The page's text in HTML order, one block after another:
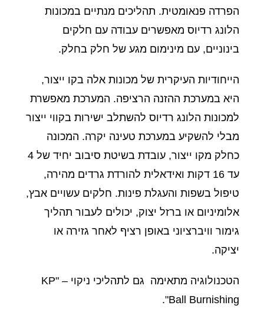
הפרדה פנאומטית. תהליכים מנתיים במכונות
הלונג רדיוס מאפשרים עבודה עם חלקים
בינוניים, עם מינימום מגע של חלק בחלק.
הייחודיות העיקרית של מכונות אלה בקו ייצור,
היא במערכת ההזנה הרציפה. המערכת מאפשרת
למכונות הלונג רדיוס להשתלב ישירות בקווי ייצור
מבלי להשקיע במערכת טעינה יקרה. המכונה
כחלק מקו ייצור, עובדת בשיטת סיבוב יחיד של 4
עד 16 דקות ואידאלית להורדת גרדים מהירה,
טיפול בשפות והעגלת פינות. חלקים עשויים אבץ,
אלומיניום או ברזל יצוק, יכולים לעבור תהליך
גימור וויברציוני באופן רציף לאחר גזירה או
יציקה.
הטכנולוגיה מתאימה גם לתהליכי ניקוי – "KP
Ball Burnishing".